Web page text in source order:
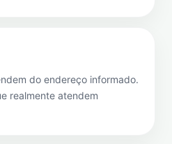
do endereço informado.
realmente atendem